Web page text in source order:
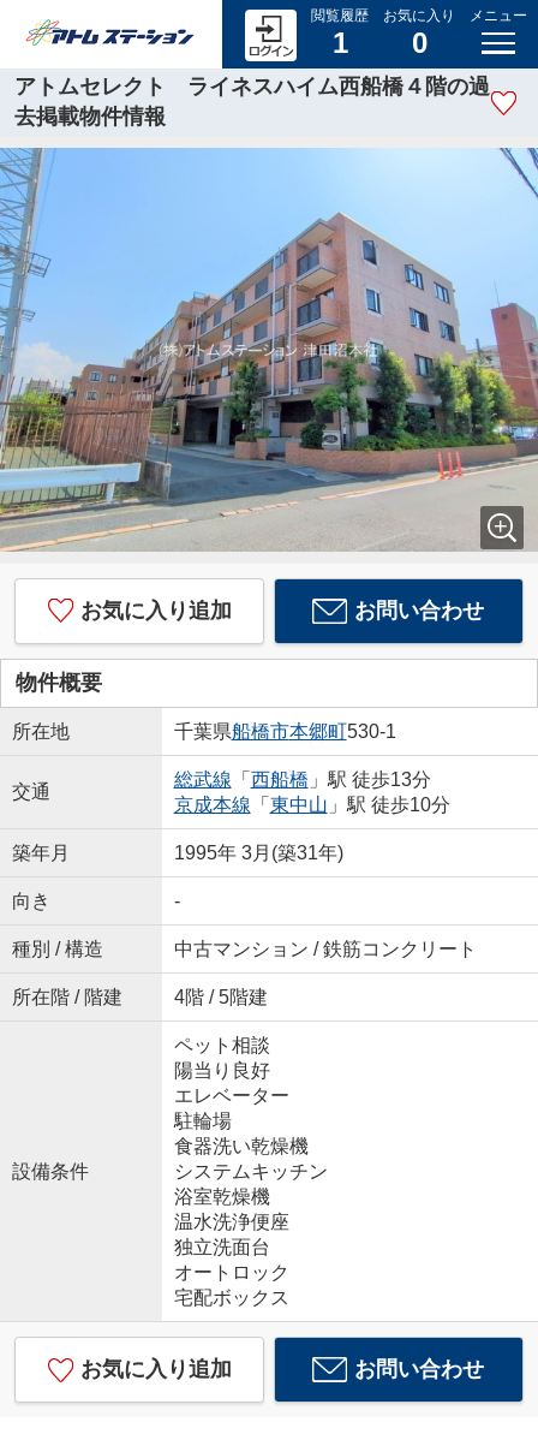
閲覧履歴
1
お気に入り
0
メニュー
アトムセレクト ライネスハイム西船橋４階の過
去掲載物件情報
お気に入り追加 お問い合わせ
物件概要
所在地 千葉県船橋市本郷町530-1
交通
総武線 「 西船橋 」駅 徒歩13分
京成本線 「 東中山 」駅 徒歩10分
築年月 1995年 3月(築31年)
向き -
種別 / 構造 中古マンション / 鉄筋コンクリート
所在階 / 階建 4階 / 5階建
設備条件
ペット相談
陽当り良好
エレベーター
駐輪場
食器洗い乾燥機
システムキッチン
浴室乾燥機
温水洗浄便座
独立洗面台
オートロック
宅配ボックス
お気に入り追加 お問い合わせ